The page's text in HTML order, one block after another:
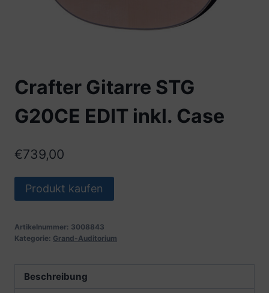
Crafter Gitarre STG
G20CE EDIT inkl. Case
€739,00
Produkt kaufen
Artikelnummer: 3008843
Kategorie: Grand-Auditorium
Beschreibung